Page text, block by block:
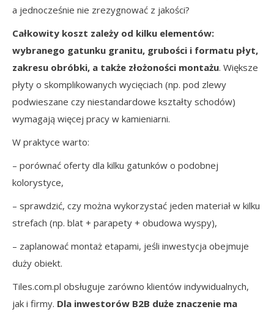
a jednocześnie nie zrezygnować z jakości?
Całkowity koszt zależy od kilku elementów:
wybranego gatunku granitu, grubości i formatu płyt,
zakresu obróbki, a także złożoności montażu. Większe
płyty o skomplikowanych wycięciach (np. pod zlewy
podwieszane czy niestandardowe kształty schodów)
wymagają więcej pracy w kamieniarni.
W praktyce warto:
– porównać oferty dla kilku gatunków o podobnej
kolorystyce,
– sprawdzić, czy można wykorzystać jeden materiał w kilku
strefach (np. blat + parapety + obudowa wyspy),
– zaplanować montaż etapami, jeśli inwestycja obejmuje
duży obiekt.
Tiles.com.pl obsługuje zarówno klientów indywidualnych,
jak i firmy. Dla inwestorów B2B duże znaczenie ma